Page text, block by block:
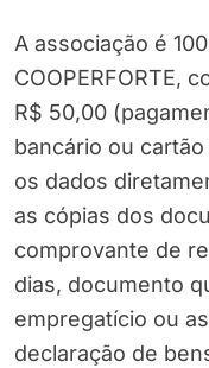
A associação é
COOPERFORTE,
R$ 50,00
bancário ou
os dados
as cópias dos
comprovante de
dias, documento
empregatício ou
declaração de